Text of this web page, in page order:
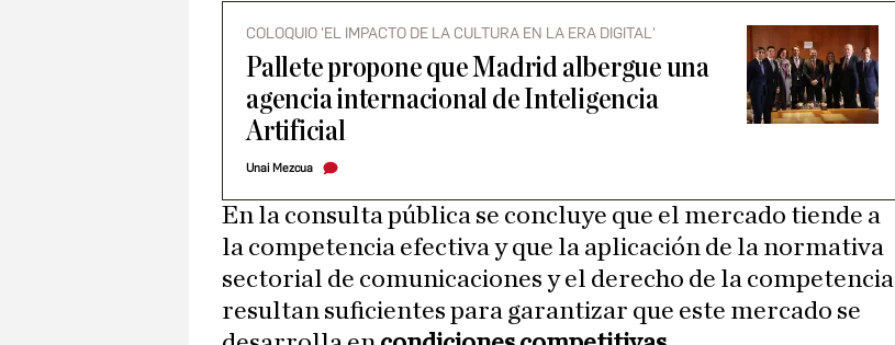
COLOQUIO 'EL IMPACTO DE LA CULTURA EN LA ERA DIGITAL'
Pallete propone que Madrid albergue una
agencia internacional de Inteligencia
Artificial
Unai Mezcua
En la consulta pública se concluye que el mercado tiende a
la competencia efectiva y que la aplicación de la normativa
sectorial de comunicaciones y el derecho de la competencia
resultan suficientes para garantizar que este mercado se